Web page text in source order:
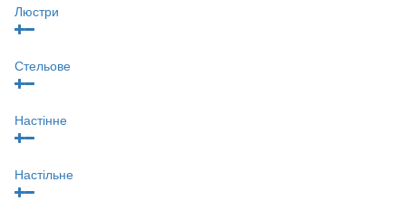
Люстри
Стельове
Настінне
Настільне